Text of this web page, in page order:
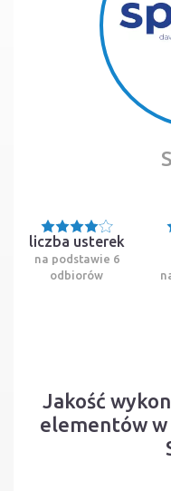
liczba usterek
na podstawie 6
odbiorów
Jakość
elementów w